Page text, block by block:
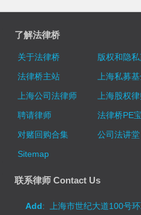
了解法律桥
关于法律桥 版权和隐
法律桥主站
上海私募
上海公司法律师
上海股权
聘请律师
法律桥PE
对赌回购合集
公司法讲堂
Sitemap
联系律师 Contact Us
Add: 上海市世纪大道100号